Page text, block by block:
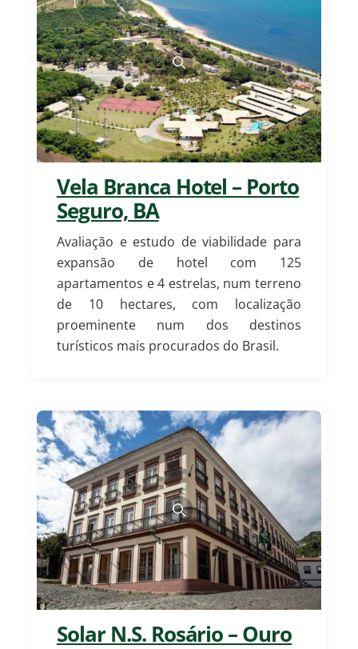
Vela Branca Hotel – Porto
Seguro, BA
Avaliação e estudo de viabilidade para
expansão de hotel com 125
apartamentos e 4 estrelas, num terreno
de 10 hectares, com localização
proeminente num dos destinos
turísticos mais procurados do Brasil.
Solar N.S. Rosário – Ouro